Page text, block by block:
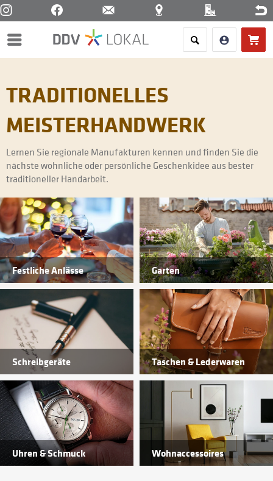
Menü
TRADITIONELLES
MEISTERHANDWERK
Lernen Sie regionale Manufakturen kennen und finden Sie die
nächste wohnliche oder persönliche Geschenkidee aus bester
traditioneller Handarbeit.
Festliche Anlässe Garten
Schreibgeräte Taschen & Lederwaren
Uhren & Schmuck Wohnaccessoires